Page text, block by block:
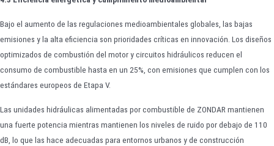
Bajo el aumento de las regulaciones medioambientales globales, las bajas
emisiones y la alta eficiencia son prioridades críticas en innovación. Los diseños
optimizados de combustión del motor y circuitos hidráulicos reducen el
consumo de combustible hasta en un 25%, con emisiones que cumplen con los
estándares europeos de Etapa V.
Las unidades hidráulicas alimentadas por combustible de ZONDAR mantienen
una fuerte potencia mientras mantienen los niveles de ruido por debajo de 110
dB, lo que las hace adecuadas para entornos urbanos y de construcción